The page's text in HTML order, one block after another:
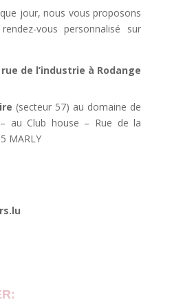
jour, nous vous proposons
vous personnalisé sur
de l’industrie à Rodange
(secteur 57) au domaine de
au Club house – Rue de la
MARLY